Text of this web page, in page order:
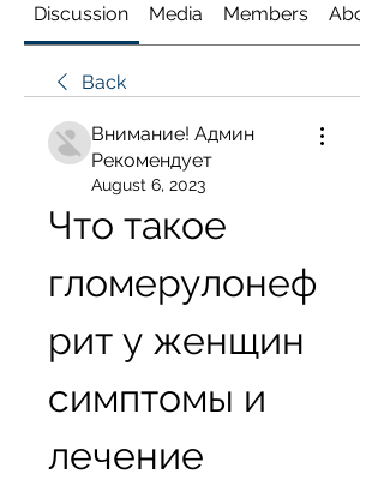
Discussion Media Members About
Back
Внимание! Админ
Рекомендует
August 6, 2023
Что такое
гломерулонеф
рит у женщин
симптомы и
лечение